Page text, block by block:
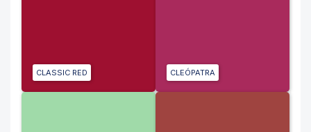
CLASSIC RED CLEÓPATRA